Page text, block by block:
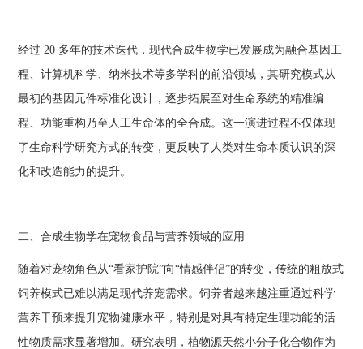
经过 20 多年的技术迭代，现代合成生物学已发展成为融合基因工
程、计算机科学、纳米技术等多学科的前沿领域，其研究模式从
最初的基因元件标准化设计，逐步拓展至对生命系统的精准编
程、功能重构乃至人工生命体的全合成。这一演进过程不仅体现
了生命科学研究方式的转变，更反映了人类对生命本质认识的深
化和改造能力的提升。
二、合成生物学在宠物食品与营养领域的应用
随着对宠物角色从“看家护院”向“情感伴侣”的转变，传统的粗放式
饲养模式已难以满足现代养宠需求。饲养者越来越注重通过科学
营养干预来提升宠物健康水平，特别是对具有特定生理功能的活
性物质需求显著增加。研究表明，植物源天然小分子化合物作为